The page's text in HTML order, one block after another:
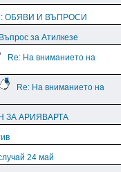
ОБЯВИ И ВЪПРОСИ
Въпрос за Атилкезе
Re: На вниманието на
Re: На вниманието на
ЗА АРИЯВАРТА
24 май